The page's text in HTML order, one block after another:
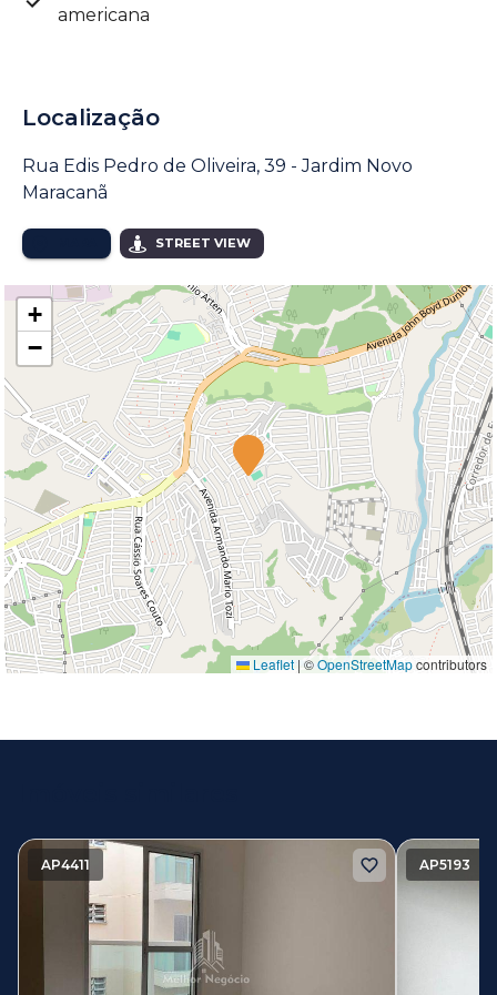
americana
Localização
Rua Edis Pedro de Oliveira, 39 - Jardim Novo
Maracanã
STREET VIEW
+
−
Leaflet | ©OpenStreetMapcontributors
AP4411 AP5193